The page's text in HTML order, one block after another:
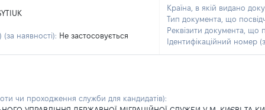
наявності): Не застосовується
Країна, в якій видано
Тип документа, що
Реквізити документа, що
Ідентифікаційний номер
чи проходження служби для кандидатів):